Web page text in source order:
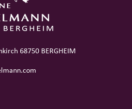
68750 BERGHEIM